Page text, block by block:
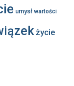
umysł wartości
życie